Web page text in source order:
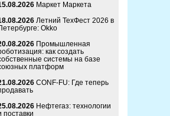
Маркет Маркета
Летний ТехФест 2026 в
Okko
Промышленная
как создать
системы на базе
платформ
CONF-FU: Где теперь
Нефтегаз: технологии
поставки